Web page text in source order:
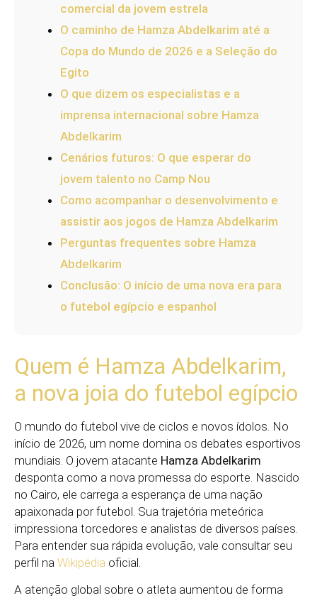
comercial da jovem estrela
O caminho de Hamza Abdelkarim até a
Copa do Mundo de 2026 e a Seleção do
Egito
O que dizem os especialistas e a
imprensa internacional sobre Hamza
Abdelkarim
Cenários futuros: O que esperar do
jovem talento no Camp Nou
Como acompanhar o desenvolvimento e
assistir aos jogos de Hamza Abdelkarim
Perguntas frequentes sobre Hamza
Abdelkarim
Conclusão: O início de uma nova era para
o futebol egípcio e espanhol
Quem é Hamza Abdelkarim,
a nova joia do futebol egípcio
O mundo do futebol vive de ciclos e novos ídolos. No
início de 2026, um nome domina os debates esportivos
mundiais. O jovem atacante Hamza Abdelkarim
desponta como a nova promessa do esporte. Nascido
no Cairo, ele carrega a esperança de uma nação
apaixonada por futebol. Sua trajetória meteórica
impressiona torcedores e analistas de diversos países.
Para entender sua rápida evolução, vale consultar seu
perfil na Wikipédia oficial.
A atenção global sobre o atleta aumentou de forma